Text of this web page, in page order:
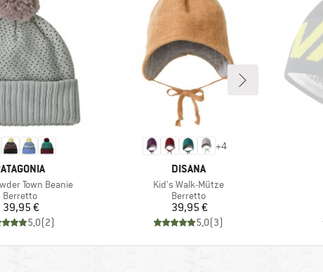
Town Beanie
Gruppo di prodotti
Berretto
Prezzo
39,95 €
5,0(2)
+4
MARCHIO
DISANA
Articolo
Kid's Walk-Mütze
Gruppo di prodotti
Berretto
Prezzo
39,95 €
5,0(3)